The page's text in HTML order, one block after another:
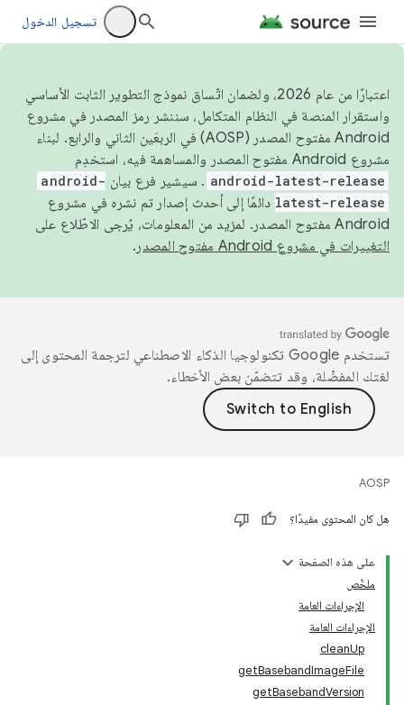
تسجيل الدخول
اعتبارًا من عام 2026، ولضمان اتّساق نموذج التطوير الثابت الأساسي
واستقرار المنصة في النظام المتكامل، سننشر رمز المصدر في مشروع
Android مفتوح المصدر (AOSP) في الربعَين الثاني والرابع. لبناء
مشروع Android مفتوح المصدر والمساهمة فيه، استخدِم
android-latest-release . سيشير فرع بيان android-
latest-release دائمًا إلى أحدث إصدار تم نشره في مشروع
Android مفتوح المصدر. لمزيد من المعلومات، يُرجى الاطّلاع على
التغييرات في مشروع Android مفتوح المصدر
.
تستخدم Google تكنولوجيا الذكاء الاصطناعي لترجمة المحتوى إلى
لغتك المفضّلة، وقد تتضمّن بعض الأخطاء.
AOSP
هل كان المحتوى مفيدًا؟
على هذه الصفحة
ملخّص
الإجراءات العامة
الإجراءات العامة
cleanUp
getBasebandImageFile
getBasebandVersion